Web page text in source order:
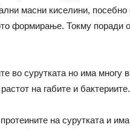
масни киселини, посебно
формирање. Токму поради
во сурутката но има
на габите и бактериите.
на сурутката и